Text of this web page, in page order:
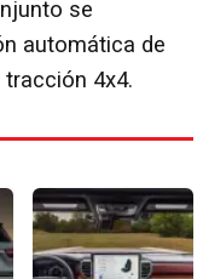
se
automática de
4x4.